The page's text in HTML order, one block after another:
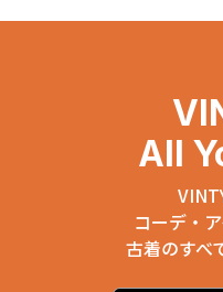
All
コーデ・
古着のすべ